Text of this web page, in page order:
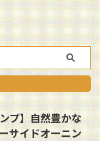
プ】自然豊かな
サイドオーニン